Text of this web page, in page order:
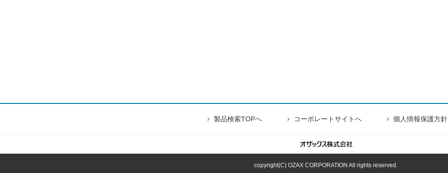
製品検索TOPへ コーポレートサイトへ 個人情報保護方針
copyright(C) OZAX CORPORATION All rights reserved.